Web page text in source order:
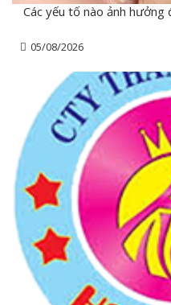
Các yếu tố nào ảnh hưởng
05/08/2026